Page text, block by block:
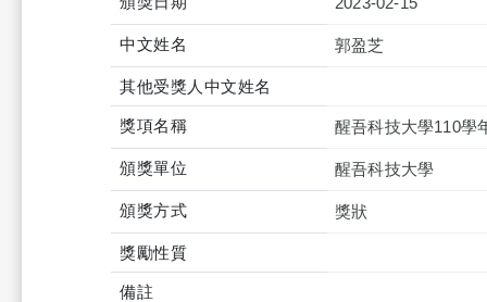
中文姓名 郭盈芝
其他受獎人中文姓名
獎項名稱 醒吾科技大學110學
頒獎單位 醒吾科技大學
頒獎方式 獎狀
獎勵性質
備註